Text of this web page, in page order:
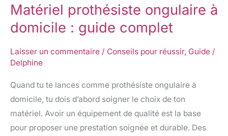
Matériel prothésiste ongulaire à
domicile : guide complet
Laisser un commentaire / Conseils pour réussir, Guide /
Delphine
Quand tu te lances comme prothésiste ongulaire à
domicile, tu dois d’abord soigner le choix de ton
matériel. Avoir un équipement de qualité est la base
pour proposer une prestation soignée et durable. Des
Matériel
prothésiste
ongulaire
à
domicile